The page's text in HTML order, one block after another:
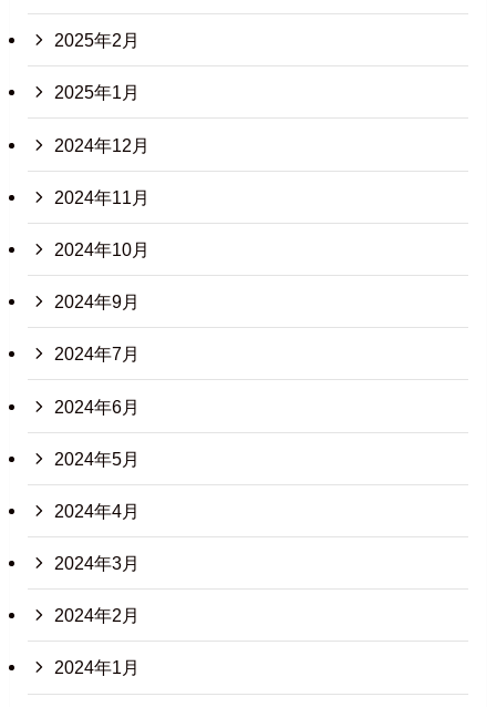
2025年2月
2025年1月
2024年12月
2024年11月
2024年10月
2024年9月
2024年7月
2024年6月
2024年5月
2024年4月
2024年3月
2024年2月
2024年1月